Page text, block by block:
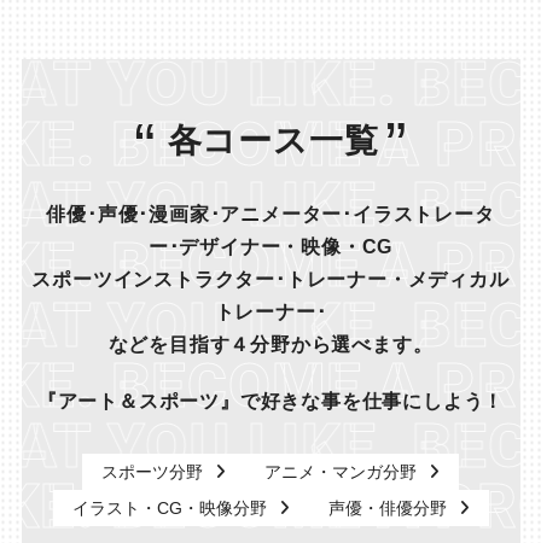
各コース一覧
俳優･声優･漫画家･アニメーター･イラストレータ
ー･デザイナー・映像・CG
スポーツインストラクター･トレーナー・メディカル
トレーナー･
などを目指す４分野から選べます。
『アート＆スポーツ』で好きな事を仕事にしよう！
スポーツ分野
アニメ・マンガ分野
イラスト・CG・映像分野
声優・俳優分野
A
LIKE. BECOME
A
LIKE. BECOME
A
LIKE. BECOME
A